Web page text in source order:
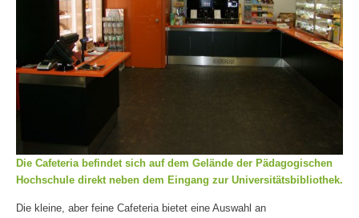
Die Cafeteria befindet sich auf dem Gelände der Pädagogischen
Hochschule direkt neben dem Eingang zur Universitätsbibliothek.
Die kleine, aber feine Cafeteria bietet eine Auswahl an